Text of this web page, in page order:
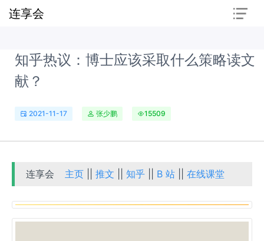
连享会
知乎热议：博士应该采取什么策略读文
献？
2021-11-17 张少鹏 15509
连享会 主页 ||推文 ||知乎 B 站 ||在线课堂